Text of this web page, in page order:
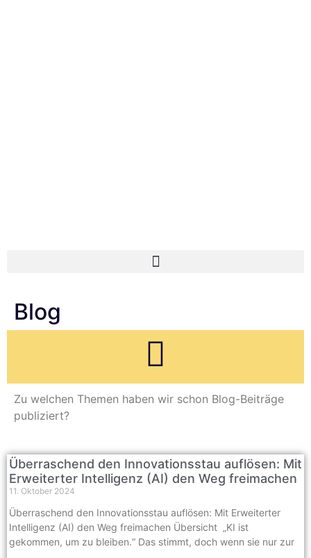
Blog
Zu welchen Themen haben wir schon Blog-Beiträge
publiziert?
Überraschend den Innovationsstau auflösen: Mit
Erweiterter Intelligenz (AI) den Weg freimachen
11. Oktober 2024
Überraschend den Innovationsstau auflösen: Mit Erweiterter
Intelligenz (AI) den Weg freimachen Übersicht „KI ist
gekommen, um zu bleiben.“ Das stimmt, doch wenn sie nur zur